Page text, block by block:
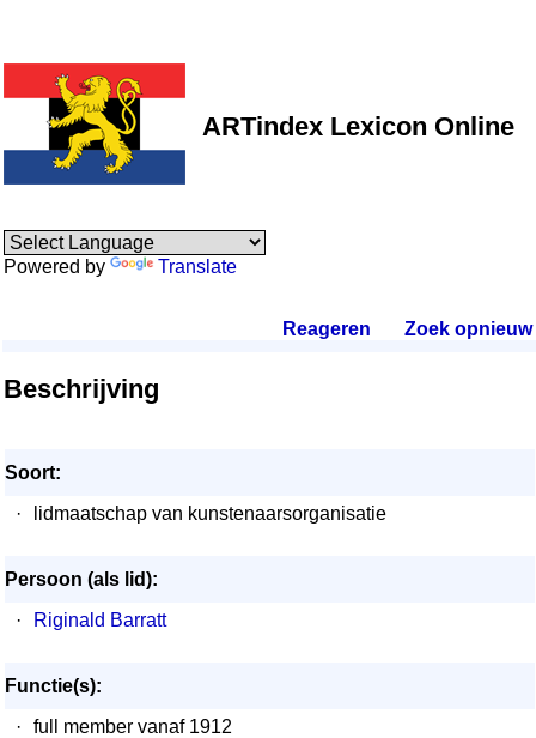
ARTindex Lexicon Online
Powered by Translate
Reageren Zoek opnieuw.
Beschrijving
Soort:
·
lidmaatschap van kunstenaarsorganisatie
Persoon (als lid):
·
Riginald Barratt
Functie(s):
·
full member vanaf 1912